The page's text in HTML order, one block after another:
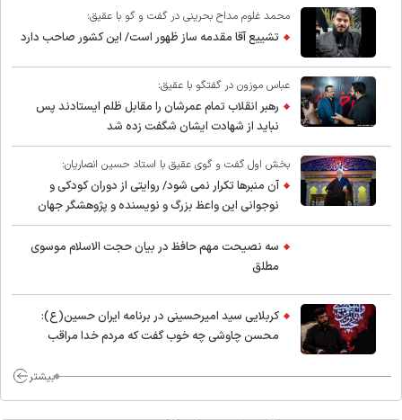
محمد غلوم مداح بحرینی در گفت و گو با عقیق:
تشییع آقا مقدمه ساز ظهور است/ این کشور صاحب دارد
عباس موزون در گفتگو با عقیق:
رهبر انقلاب تمام عمرشان را مقابل ظلم ایستادند پس
نباید از شهادت ایشان شگفت زده شد
بخش اول گفت و گوی عقیق با استاد حسین انصاریان:
آن منبرها تکرار نمی شود/ روایتی از دوران کودکی و
نوجوانی این واعظ بزرگ و نویسنده و پژوهشگر جهان
اسلام
سه نصیحت مهم حافظ در بیان حجت الاسلام موسوی
مطلق
کربلایی سید امیر‌حسینی در برنامه ایران حسین(ع):
محسن چاوشی چه خوب گفت که مردم خدا مراقب
بیشتر